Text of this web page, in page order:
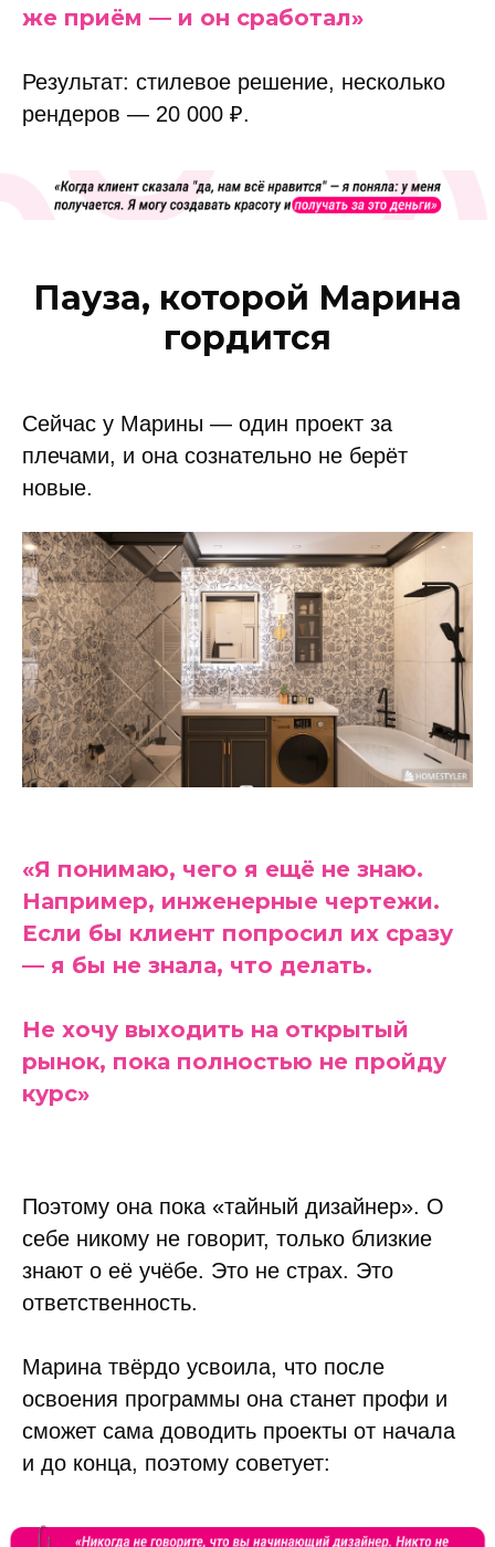
же приём — и он сработал»
Результат: стилевое решение, несколько
рендеров — 20 000 ₽.
Пауза, которой Марина
гордится
Сейчас у Марины — один проект за
плечами, и она сознательно не берёт
новые.
«Я понимаю, чего я ещё не знаю.
Например, инженерные чертежи.
Если бы клиент попросил их сразу
— я бы не знала, что делать.
Не хочу выходить на открытый
рынок, пока полностью не пройду
курс»
Поэтому она пока «тайный дизайнер». О
себе никому не говорит, только близкие
знают о её учёбе. Это не страх. Это
ответственность.
Марина твёрдо усвоила, что после
освоения программы она станет профи и
сможет сама доводить проекты от начала
и до конца, поэтому советует: